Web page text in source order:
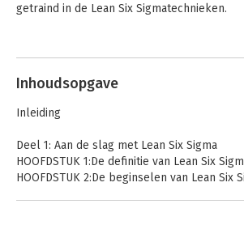
Lean Six Sigma For
getraind in de Lean Six Sigmatechnieken.
Andere boeken door
Jones
Inhoudsopgave
Inleiding
Deel 1: Aan de slag met Lean Six Sigma
HOOFDSTUK 1:De definitie van Lean Six
HOOFDSTUK 2:De beginselen van Lean Six